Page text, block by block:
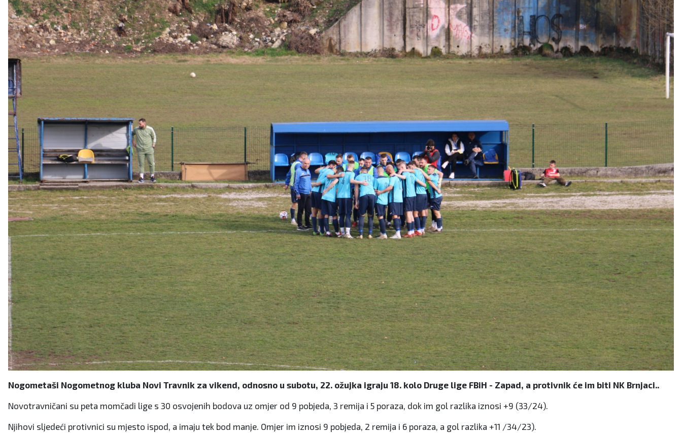
Nogometaši Nogometnog kluba Novi Travnik za vikend, odnosno u subotu, 22. ožujka igraju 18. kolo Druge lige FBiH - Zapad, a protivnik će im biti NK Brnjaci..
Novotravničani su peta momčadi lige s 30 osvojenih bodova uz omjer od 9 pobjeda, 3 remija i 5 poraza, dok im gol razlika iznosi +9 (33/24).
Njihovi sljedeći protivnici su mjesto ispod, a imaju tek bod manje. Omjer im iznosi 9 pobjeda, 2 remija i 6 poraza, a gol razlika +11 /34/23).